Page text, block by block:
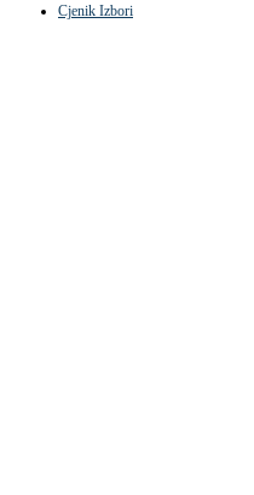
Cjenik Izbori